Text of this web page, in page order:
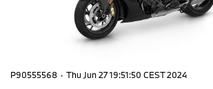
P90555568 · Thu Jun 27 19:51:50 CEST 2024